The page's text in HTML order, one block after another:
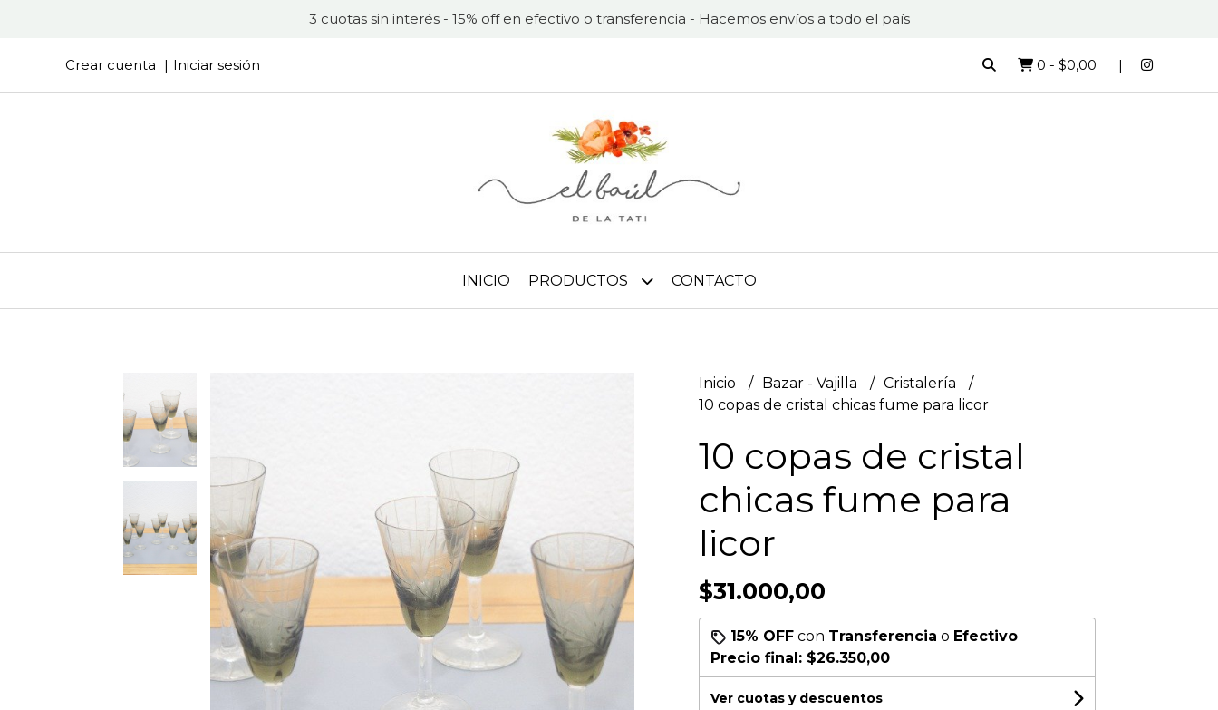
3 cuotas sin interés - 15% off en efectivo o transferencia - Hacemos envíos a todo el país
Crear cuenta Iniciar sesión 0 - $0,00
INICIO PRODUCTOS CONTACTO
Inicio Bazar - Vajilla
Cristalería
10 copas de cristal chicas fume para licor
10 copas de cristal
chicas fume para
licor
$31.000,00
15% OFFcon Transferencia o Efectivo
Precio final: $26.350,00
Ver cuotas y descuentos